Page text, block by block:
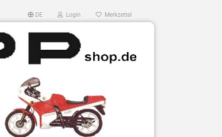
DE Login Merkzettel